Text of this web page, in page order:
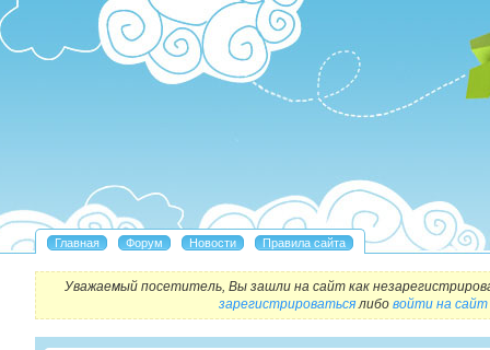
Уважаемый посетитель, Вы зашли на сайт как
зарегистрироватьсялибо войти на сайт